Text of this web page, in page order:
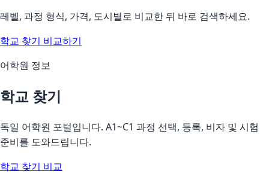
레벨, 과정 형식, 가격, 도시별로 비교한 뒤 바로 검색하세요.
학교 찾기 비교하기
어학원 정보
학교 찾기
독일 어학원 포털입니다. A1~C1 과정 선택, 등록, 비자 및 시험
준비를 도와드립니다.
학교 찾기 비교